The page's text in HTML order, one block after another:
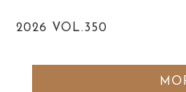
2026 VOL.350